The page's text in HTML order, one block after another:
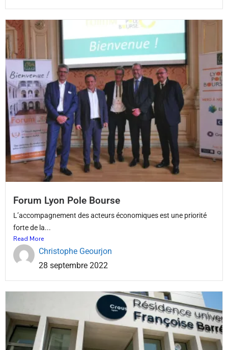
Forum Lyon Pole Bourse
L’accompagnement des acteurs économiques est une priorité
forte de la...
Read More
Christophe Geourjon
28 septembre 2022